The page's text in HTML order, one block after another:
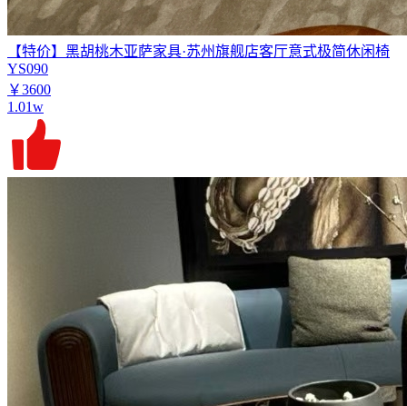
【特价】黑胡桃木亚萨家具·苏州旗舰店客厅意式极简休闲椅
YS090
￥3600
1.01w